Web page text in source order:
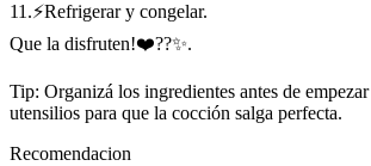
11.⚡Refrigerar y congelar.
Que la disfruten!❤️??✨.
Tip: Organizá los ingredientes antes de
utensilios para que la cocción salga perfecta.
Recomendacion